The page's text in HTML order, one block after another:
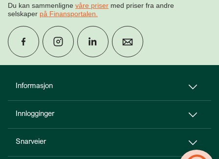
Informasjon
Innlogginger
Snarveier
Du kan sammenligne våre priser med priser fra andre
selskaper på Finansportalen
Bli kunde
person_add
Til toppen